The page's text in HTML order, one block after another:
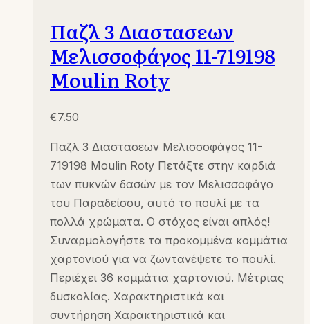
Παζλ 3 Διαστασεων
Μελισσοφάγος 11-719198
Moulin Roty
€7.50
Παζλ 3 Διαστασεων Μελισσοφάγος 11-
719198 Moulin Roty Πετάξτε στην καρδιά
των πυκνών δασών με τον Μελισσοφάγο
του Παραδείσου, αυτό το πουλί με τα
πολλά χρώματα. Ο στόχος είναι απλός!
Συναρμολογήστε τα προκομμένα κομμάτια
χαρτονιού για να ζωντανέψετε το πουλί.
Περιέχει 36 κομμάτια χαρτονιού. Μέτριας
δυσκολίας. Χαρακτηριστικά και
συντήρηση Χαρακτηριστικά και